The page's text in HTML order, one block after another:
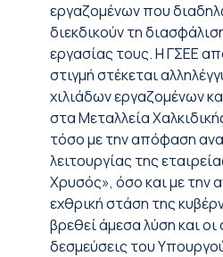
εργαζομένων που
διεκδικούν τη
εργασίας τους. Η ΓΣΕΕ
στιγμή στέκεται
χιλιάδων εργαζομένων
στα Μεταλλεία
τόσο με την απόφαση
λειτουργίας της
Χρυσός», όσο και με την
εχθρική στάση της
βρεθεί άμεσα λύση και οι
δεσμεύσεις του